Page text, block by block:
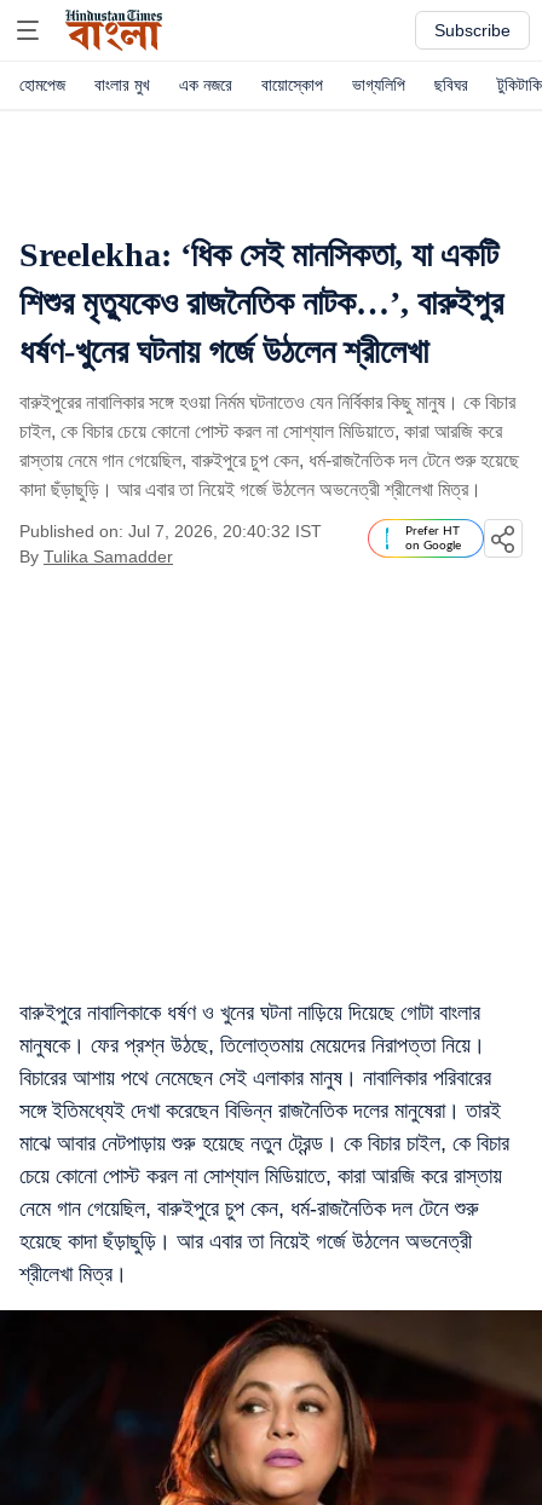
Subscribe
হোমপেজ বাংলার মুখ এক নজরে বায়োস্কোপ ভাগ্যলিপি ছবিঘর টুকিটাকি
Sreelekha: ‘ধিক সেই মানসিকতা, যা একটি
শিশুর মৃত্যুকেও রাজনৈতিক নাটক…’, বারুইপুর
ধর্ষণ-খুনের ঘটনায় গর্জে উঠলেন শ্রীলেখা
বারুইপুরের নাবালিকার সঙ্গে হওয়া নির্মম ঘটনাতেও যেন নির্বিকার কিছু মানুষ। কে বিচার
চাইল, কে বিচার চেয়ে কোনো পোস্ট করল না সোশ্যাল মিডিয়াতে, কারা আরজি করে
রাস্তায় নেমে গান গেয়েছিল, বারুইপুরে চুপ কেন, ধর্ম-রাজনৈতিক দল টেনে শুরু হয়েছে
কাদা ছঁড়াছুড়ি। আর এবার তা নিয়েই গর্জে উঠলেন অভনেত্রী শ্রীলেখা মিত্র।
Published on: Jul 7, 2026, 20:40:32 IST
By Tulika Samadder
Prefer HT
on Google
বারুইপুরে নাবালিকাকে ধর্ষণ ও খুনের ঘটনা নাড়িয়ে দিয়েছে গোটা বাংলার
মানুষকে। ফের প্রশ্ন উঠছে, তিলোত্তমায় মেয়েদের নিরাপত্তা নিয়ে।
বিচারের আশায় পথে নেমেছেন সেই এলাকার মানুষ। নাবালিকার পরিবারের
সঙ্গে ইতিমধ্যেই দেখা করেছেন বিভিন্ন রাজনৈতিক দলের মানুষেরা। তারই
মাঝে আবার নেটপাড়ায় শুরু হয়েছে নতুন ট্রেন্ড। কে বিচার চাইল, কে বিচার
চেয়ে কোনো পোস্ট করল না সোশ্যাল মিডিয়াতে, কারা আরজি করে রাস্তায়
নেমে গান গেয়েছিল, বারুইপুরে চুপ কেন, ধর্ম-রাজনৈতিক দল টেনে শুরু
হয়েছে কাদা ছঁড়াছুড়ি। আর এবার তা নিয়েই গর্জে উঠলেন অভনেত্রী
শ্রীলেখা মিত্র।